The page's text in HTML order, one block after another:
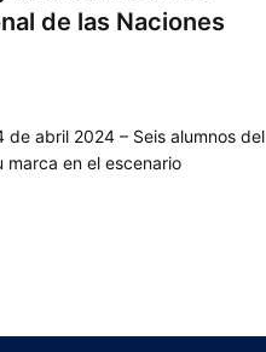
de las Naciones
de abril 2024 – Seis alumnos del
marca en el escenario